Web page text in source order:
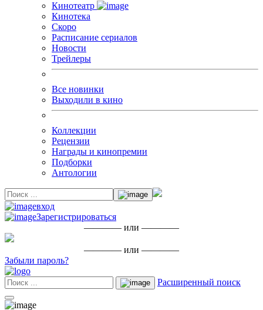
Кинотеатр
Кинотека
Скоро
Расписание сериалов
Новости
Трейлеры
Все новинки
Выходили в кино
Коллекции
Рецензии
Награды и кинопремии
Подборки
Антологии
вход
Зарегистрироваться
———— или ————
———— или ————
Забыли пароль?
Расширенный поиск